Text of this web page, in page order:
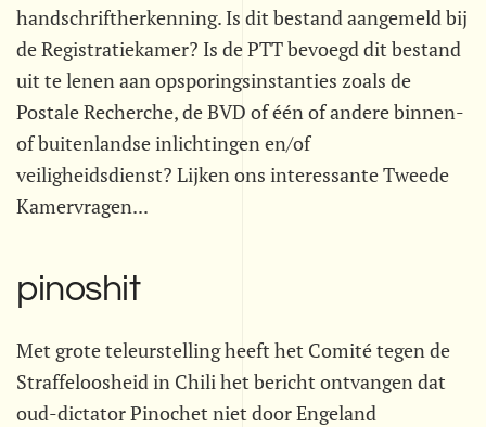
handschriftherkenning. Is dit bestand aangemeld bij
de Registratiekamer? Is de PTT bevoegd dit bestand
uit te lenen aan opsporingsinstanties zoals de
Postale Recherche, de BVD of één of andere binnen-
of buitenlandse inlichtingen en/of
veiligheidsdienst? Lijken ons interessante Tweede
Kamervragen...
pinoshit
Met grote teleurstelling heeft het Comité tegen de
Straffeloosheid in Chili het bericht ontvangen dat
oud-dictator Pinochet niet door Engeland